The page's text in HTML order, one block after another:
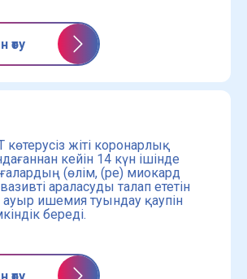
өту
көтерусіз жіті коронарлық
кейін 14 күн ішінде
(өлім, (ре) миокард
араласуды талап ететін
ауыр ишемия туындау қаупін
береді.
өту